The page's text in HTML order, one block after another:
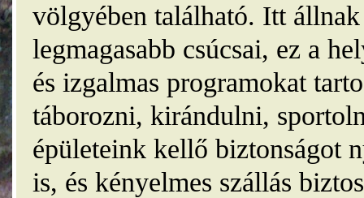
völgyében található. Itt
legmagasabb csúcsai, ez a
és izgalmas programokat
táborozni, kirándulni,
épületeink kellő biztonságot
is, és kényelmes szállás